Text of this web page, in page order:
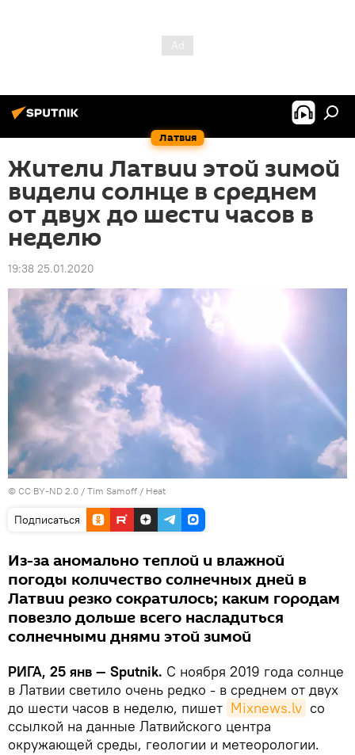
Латвия
Жители Латвии этой зимой
видели солнце в среднем
от двух до шести часов в
неделю
19:38 25.01.2020
© CC BY-ND 2.0 / Tim Samoff / Heat
Подписаться
Из-за аномально теплой и влажной
погоды количество солнечных дней в
Латвии резко сократилось; каким городам
повезло дольше всего насладиться
солнечными днями этой зимой
РИГА, 25 янв — Sputnik. С ноября 2019 года солнце
в Латвии светило очень редко - в среднем от двух
до шести часов в неделю, пишет Mixnews.lv со
ссылкой на данные Латвийского центра
окружающей среды, геологии и метеорологии.